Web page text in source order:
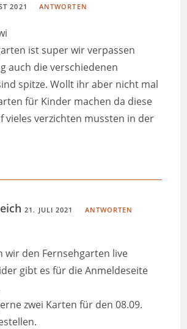
2021 ANTWORTEN
ist super wir verpassen
auch die verschiedenen
spitze. Wollt ihr aber nicht mal
für Kinder machen da diese
vieles verzichten mussten in der
21. JULI 2021 ANTWORTEN
wir den Fernsehgarten live
gibt es für die Anmeldeseite
zwei Karten für den 08.09.